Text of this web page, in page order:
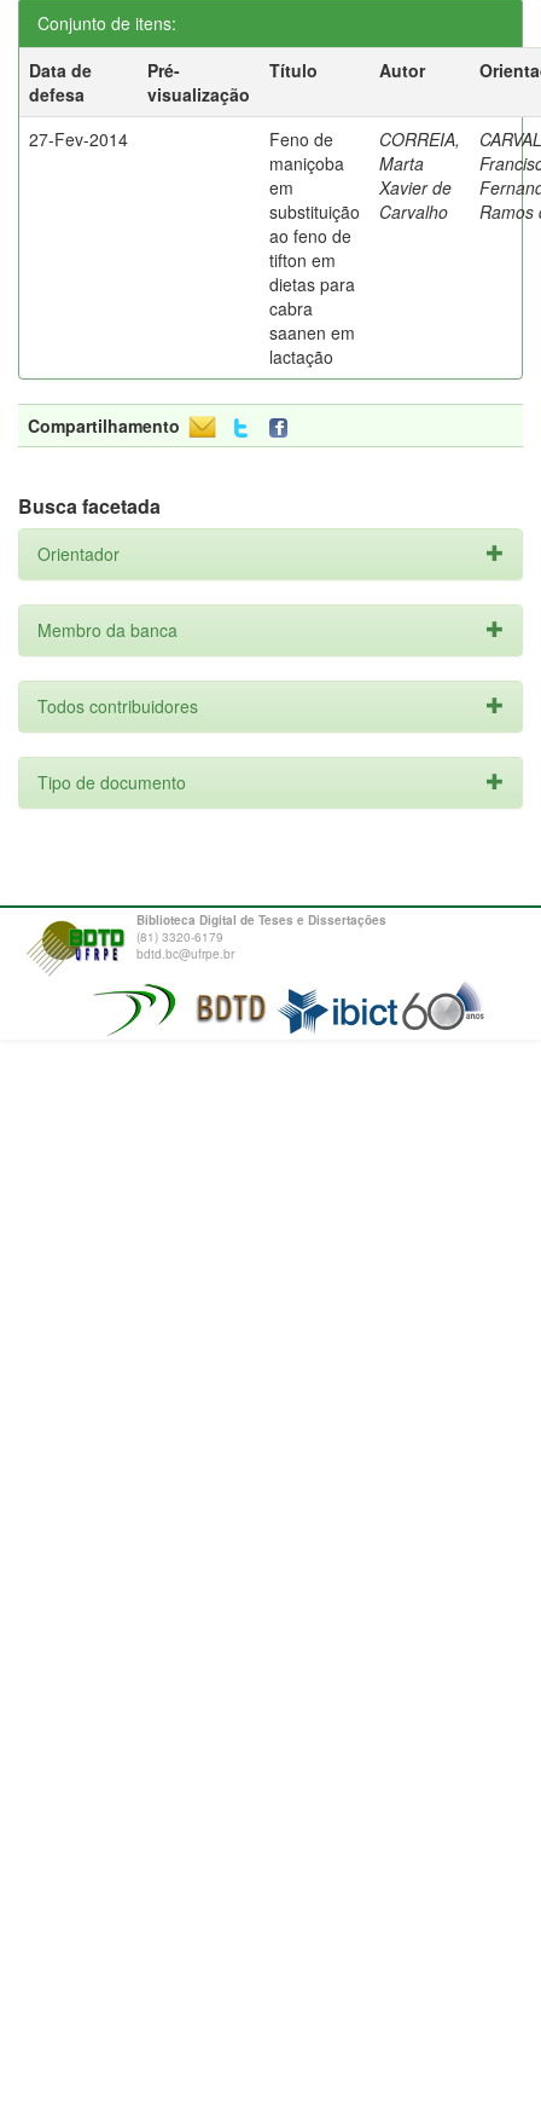
Conjunto de itens:
Data de
defesa
Pré-
visualização
Título Autor
27-Fev-2014
Feno de
maniçoba
em
substituição
ao feno de
tifton em
dietas para
cabra
saanen em
lactação
CORREIA,
Marta
Xavier de
Carvalho
Ramos
Compartilhamento
Busca facetada
Orientador
Membro da banca
Todos contribuidores
Tipo de documento
Biblioteca Digital de Teses e Dissertações
(81) 3320-6179
bdtd.bc@ufrpe.br